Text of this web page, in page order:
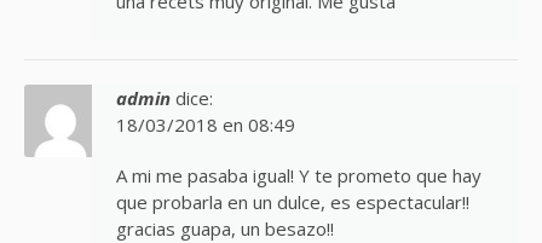
admin dice:
18/03/2018 en 08:49
A mi me pasaba igual! Y te prometo que hay
que probarla en un dulce, es espectacular!!
gracias guapa, un besazo!!